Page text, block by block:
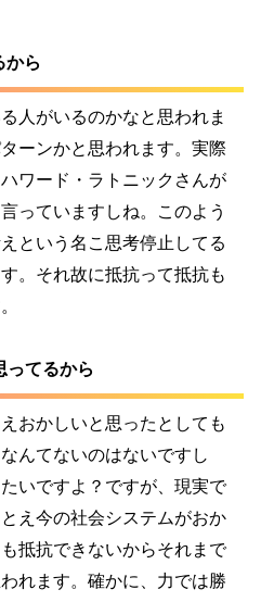
から
人がいるのかなと思われま
ーンかと思われます。実際
ワード・ラトニックさんが
っていますしね。このよう
という名こ思考停止してる
。それ故に抵抗って抵抗も
ってるから
おかしいと思ったとしても
んてないのはないですし
いですよ？ですが、現実で
え今の社会システムがおか
抵抗できないからそれまで
れます。確かに、力では勝